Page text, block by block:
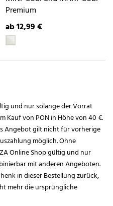
Premium
ab 12,99 €
und nur solange der Vorrat
Kauf von PON in Höhe von 40 €.
Angebot gilt nicht für vorherige
möglich. Ohne
Online Shop gültig und nur
mit anderen Angeboten.
in dieser Bestellung zurück,
mehr die ursprüngliche